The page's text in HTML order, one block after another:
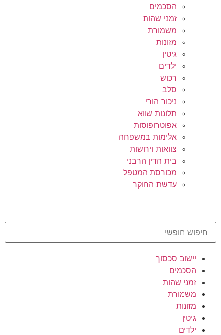
הסכמים
זמני שהות
משמורת
מזונות
גיטין
ילדים
רכוש
סלב
ניכור הורי
תלונות שווא
אפוטרופוסות
אלימות במשפחה
צוואות וירושות
בית הדין הרבני
מכורסת המטפל
עדשת החוקר
יישוב סכסוך
הסכמים
זמני שהות
משמורת
מזונות
גיטין
ילדים